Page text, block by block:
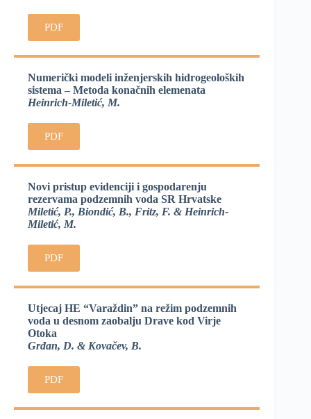
PDF
Numerički modeli inženjerskih hidrogeoloških
sistema – Metoda konačnih elemenata
Heinrich-Miletić, M.
PDF
Novi pristup evidenciji i gospodarenju
rezervama podzemnih voda SR Hrvatske
Miletić, P., Biondić, B., Fritz, F. & Heinrich-
Miletić, M.
PDF
Utjecaj HE “Varaždin” na režim podzemnih
voda u desnom zaobalju Drave kod Virje
Otoka
Grđan, D. & Kovačev, B.
PDF